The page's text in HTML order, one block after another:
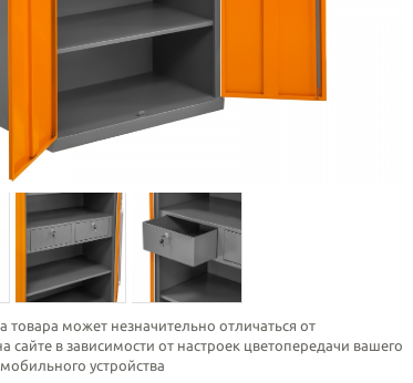
товара может незначительно отличаться от
сайте в зависимости от настроек цветопередачи вашего
устройства